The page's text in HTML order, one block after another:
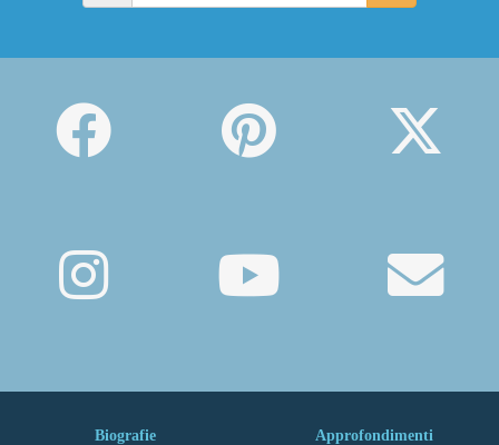
Biografie Approfondimenti